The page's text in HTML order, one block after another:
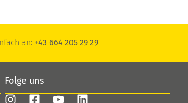
an: +43 664 205 29 29
Folge uns